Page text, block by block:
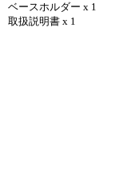
ベースホルダー x 1
取扱説明書 x 1